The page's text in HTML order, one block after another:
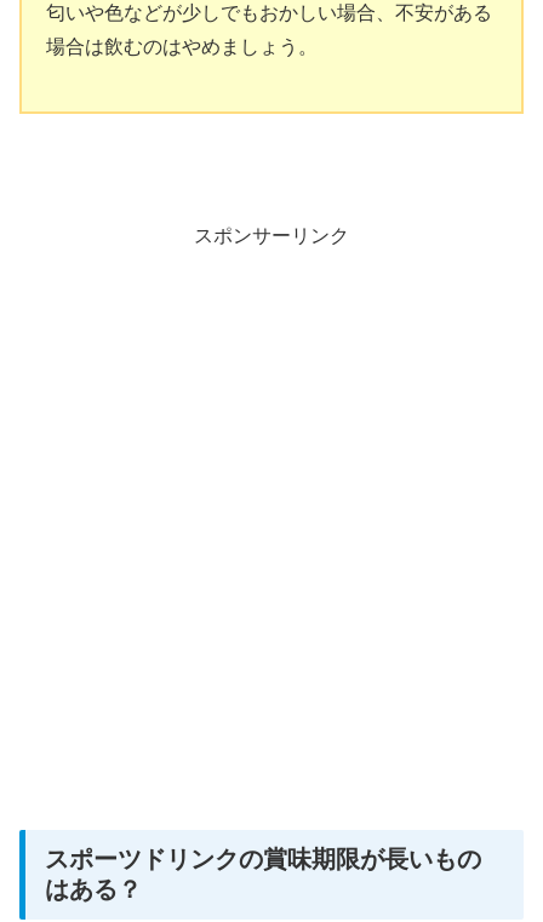
匂いや色などが少しでもおかしい場合、不安がある
場合は飲むのはやめましょう。
スポンサーリンク
スポーツドリンクの賞味期限が長いもの
はある？